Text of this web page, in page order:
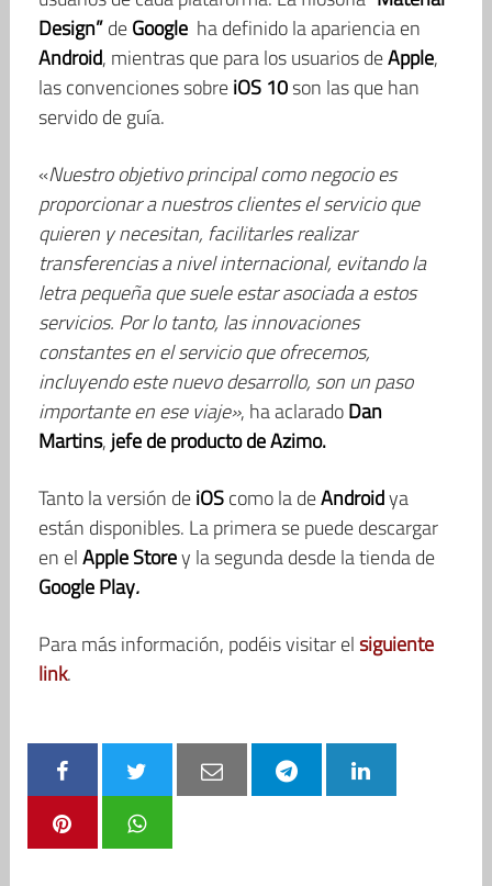
Design”deGoogleha definido la apariencia en
Android, mientras que para los usuarios deApple,
las convenciones sobreiOS 10son las que han
servido de guía.
«Nuestro objetivo principal como negocio es
proporcionar a nuestros clientes el servicio que
quieren y necesitan, facilitarles realizar
transferencias a nivel internacional, evitando la
letra pequeña que suele estar asociada a estos
servicios. Por lo tanto, las innovaciones
constantes en el servicio que ofrecemos,
incluyendo este nuevo desarrollo, son un paso
importante en ese viaje», ha aclaradoDan
Martins, jefe de producto de Azimo.
Tanto la versión deiOScomo la deAndroidya
están disponibles. La primera se puede descargar
en elApple Storey la segunda desde la tienda de
Google Play.
Para más información, podéis visitar elsiguiente
link.